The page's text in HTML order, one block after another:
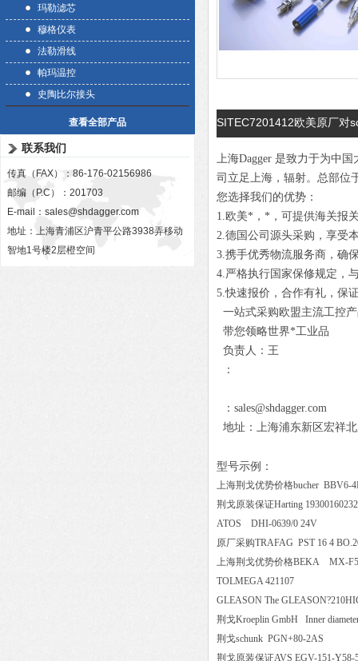
玛勒滤芯
穆格仪表
法勒滑线
帕玛温控
史陶比尔接头
查看全部产品
联系我们
传真（FAX）：86-176-02156986
邮编（P.C）：201703
E-mail： sales@shdagger.com
地址：上海青浦区沪青平公路3938弄移动
智地1号楼2层橙空间
SITEC7201412欧美原厂对
上海Dagger 是致力于为中
司立足上海，辐射。总部位
您选择我们的优势：
1.欧美*，*，可提供海关报
2.德国公司源头采购，享受
3.携手优秀物流服务商，确
4.严格执行国家保修规定，
5.快速报价，合作有礼，保
一站式采购欧盟主流工控
带您领略世界*工业品
负责人：王
：
：sales@shdagger.com
地址：上海浦东新区宏祥
型号示例：
上海荆戈优势价格bucher
荆戈原装保证Harting
ATOS DHI-0639/0 24V
原厂采购TRAFAG PST 16 4
上海荆戈优势价格BEKA
TOLMEGA 421107
GLEASON The
荆戈Kroeplin GmbH Inner
荆戈schunk PGN+80-2AS
荆戈原装保证AVS EGV-151-